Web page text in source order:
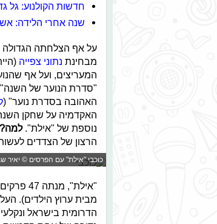
חדשות הקולנוע: גל
שנה אחרי הלידה:
על אף הצלחתה הגדולה
מבחינת נתוני צפייה
המעריצים, ועל אף
"סדרת הנוער של
האהובה בסדרת נוער" (
האקדמיה על שחקן
נוספת של "אילת". למה?
הרצון של הצדדים
כוכבי "אילת" עם הפרסים © יאיר
מבית ערוץ הילדים).
הדרומית בישראל